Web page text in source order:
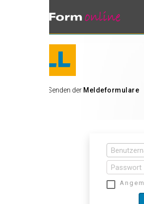
Meldeformulare
Angemeldet bleiben